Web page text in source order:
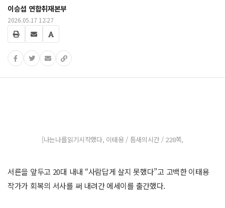
이승섭 연합취재본부
2026.05.17 12:27
[나는나를읽기시작했다, 이태용 / 틈새의시간 / 228쪽,
서른을 앞두고 20대 내내 “사람답게 살지 못했다”고 고백한 이태용
작가가 회복의 서사를 써 내려간 에세이를 출간했다.